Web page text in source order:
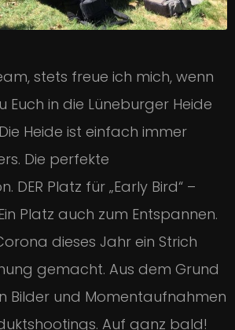
stets freue ich mich, wenn
Euch in die Lüneburger Heide
Heide ist einfach immer
Die perfekte
DER Platz für „Early Bird“ –
Platz auch zum Entspannen.
dieses Jahr ein Strich
gemacht. Aus dem Grund
Bilder und Momentaufnahmen
Auf ganz bald!